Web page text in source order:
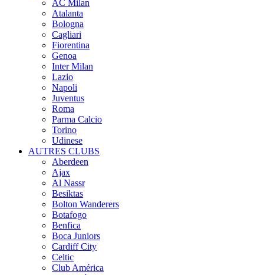
AC Milan
Atalanta
Bologna
Cagliari
Fiorentina
Genoa
Inter Milan
Lazio
Napoli
Juventus
Roma
Parma Calcio
Torino
Udinese
AUTRES CLUBS
Aberdeen
Ajax
Al Nassr
Besiktas
Bolton Wanderers
Botafogo
Benfica
Boca Juniors
Cardiff City
Celtic
Club América